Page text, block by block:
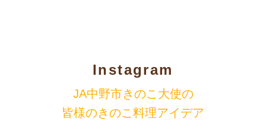
Instagram
JA中野市きのこ大使の
皆様のきのこ料理アイデア